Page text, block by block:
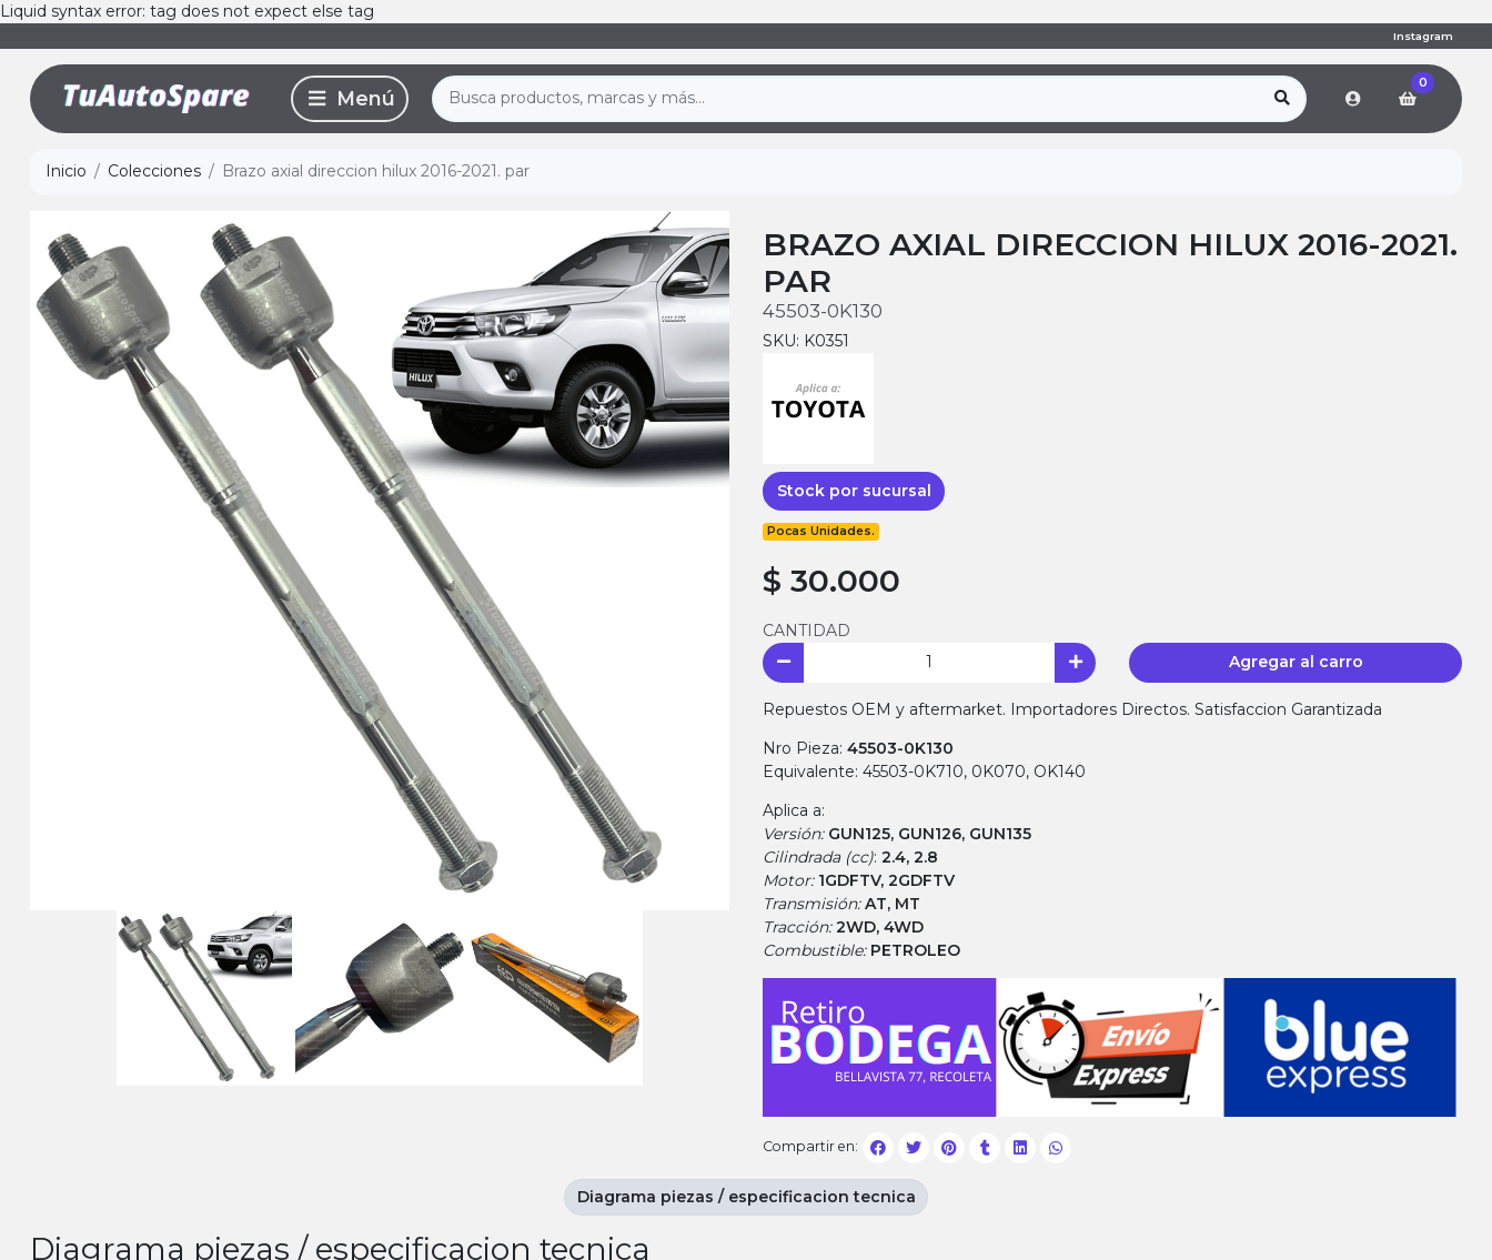
Liquid syntax error: tag does not expect else tag
Instagram
0
Inicio Colecciones Brazo axial direccion hilux 2016-2021. par
BRAZO AXIAL DIRECCION HILUX 2016-2021.
PAR
45503-0K130
SKU: K0351
Stock por sucursal
Pocas Unidades.
$ 30.000
CANTIDAD
Agregar al carro
Repuestos OEM y aftermarket. Importadores Directos. Satisfaccion Garantizada
Nro Pieza: 45503-0K130
Equivalente: 45503-0K710, 0K070, OK140
Aplica a:
Versión: GUN125, GUN126, GUN135
Cilindrada (cc): 2.4, 2.8
Motor: 1GDFTV, 2GDFTV
Transmisión:AT, MT
Tracción:2WD, 4WD
Combustible: PETROLEO
Compartir en:
Diagrama piezas / especificacion tecnica
Diagrama piezas / especificacion tecnica